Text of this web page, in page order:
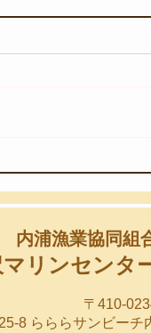
内浦漁業協同組
リンセンタ
〒410-
8 らららサンビーチ